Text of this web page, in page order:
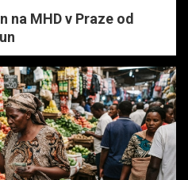
na MHD v Praze od